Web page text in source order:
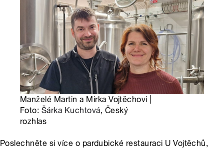
Manželé Martin a Mirka Vojtěchovi |
Foto: Šárka Kuchtová, Český
rozhlas
Poslechněte si více o pardubické restauraci U Vojtěchů,